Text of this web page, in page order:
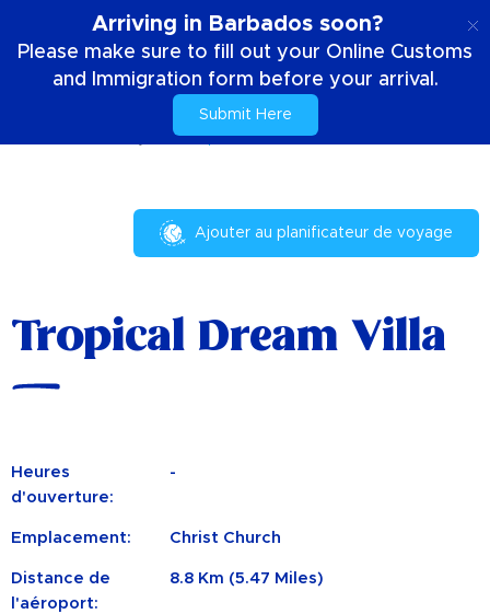
Arriving in Barbados soon?
Please make sure to fill out your Online Customs
and Immigration form before your arrival.
Submit Here
Tropical Dream Villa
Ajouter au planificateur de voyage
Tropical Dream Villa
Heures
d'ouverture:
-
Emplacement: Christ Church
Distance de
l'aéroport:
8.8 Km (5.47 Miles)